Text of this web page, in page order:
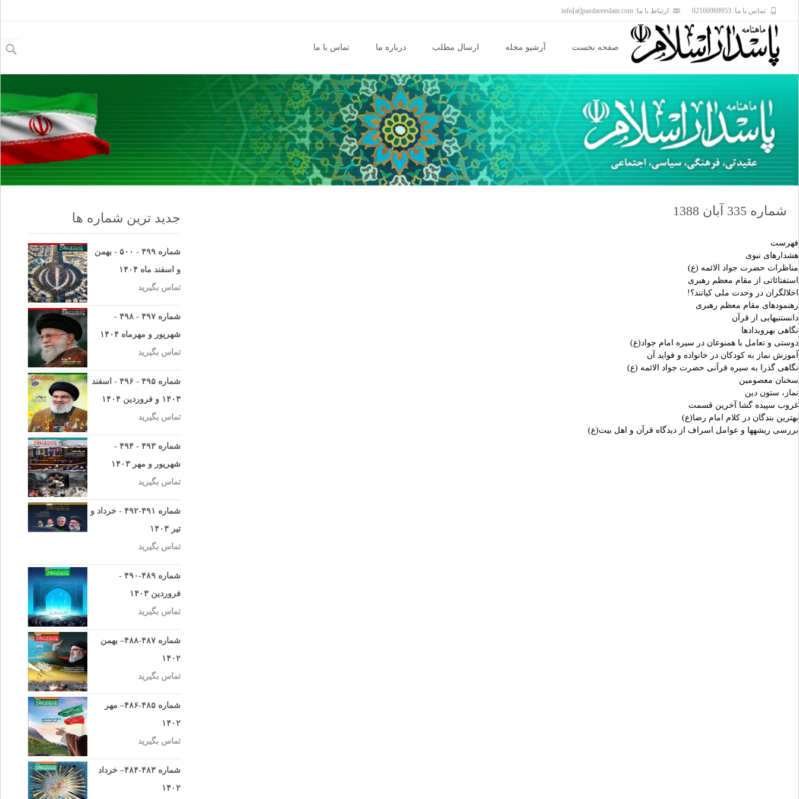
تماس با ما: 02166969953 ارتباط با ما: info[at]pasdareeslam.com
content
صفحه نخست آرشیو مجله ارسال مطلب درباره ما تماس با ما
برای:
شماره 335 آبان 1388
فهرست
هشدارهاى نبوى
مناظرات حضرت جواد الائمه (ع)
استفتائاتى از مقام معظم رهبرى
اخلالگران در وحدت ملى کیانند؟!
رهنمودهاى مقام معظم رهبرى
دانستنیهایى از قرآن
نگاهی بهرویدادها
دوستى و تعامل با همنوعان در سیره امام جواد(ع)
آموزش نماز به کودکان در خانواده و فواید آن
نگاهى گذرا به سیره قرآنى حضرت جواد الائمه (ع)
سخنان معصومین
نماز، ستون دین
غروب سپیده گشا آخرین قسمت
بهترین بندگان در کلام امام رضا(ع)
بررسى ریشه‏ها و عوامل اسراف از دیدگاه قرآن و اهل بیت(ع)
جدید ترین شماره ها
شماره ۴۹۹ - ۵۰۰ - بهمن
و اسفند ماه ۱۴۰۴
تماس بگیرید
شماره ۴۹۷ - ۴۹۸ -
شهریور و مهرماه ۱۴۰۴
تماس بگیرید
شماره ۴۹۵ - ۴۹۶ - اسفند
۱۴۰۳ و فروردین ۱۴۰۴
تماس بگیرید
شماره ۴۹۳ - ۴۹۴ -
شهریور و مهر ۱۴۰۳
تماس بگیرید
شماره ۴۹۱-۴۹۲ - خرداد و
تیر ۱۴۰۳
تماس بگیرید
شماره ۴۸۹-۴۹۰ -
فروردین ۱۴۰۳
تماس بگیرید
شماره ۴۸۷-۴۸۸– بهمن
۱۴۰۲
تماس بگیرید
شماره ۴۸۵-۴۸۶– مهر
۱۴۰۲
تماس بگیرید
شماره ۴۸۳-۴۸۴– خرداد
۱۴۰۲